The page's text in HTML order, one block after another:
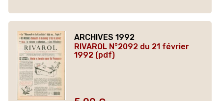
ARCHIVES 1992
RIVAROL N°2092 du 21 février
1992 (pdf)